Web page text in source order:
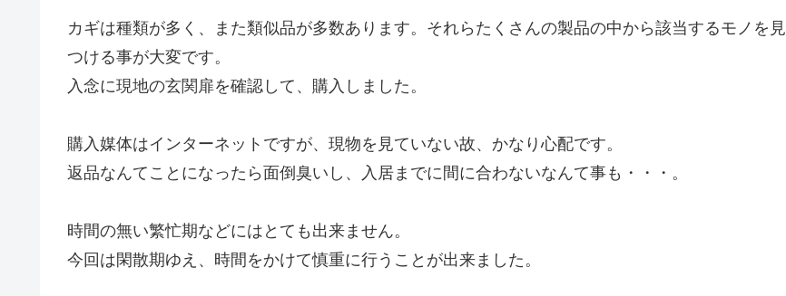
カギは種類が多く、また類似品が多数あります。それらたくさんの製品の中から該当するモノを見
つける事が大変です。
入念に現地の玄関扉を確認して、購入しました。
購入媒体はインターネットですが、現物を見ていない故、かなり心配です。
返品なんてことになったら面倒臭いし、入居までに間に合わないなんて事も・・・。
時間の無い繁忙期などにはとても出来ません。
今回は閑散期ゆえ、時間をかけて慎重に行うことが出来ました。